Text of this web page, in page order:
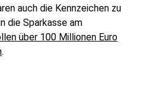
auch die Kennzeichen zu
die Sparkasse am
über 100 Millionen Euro
.